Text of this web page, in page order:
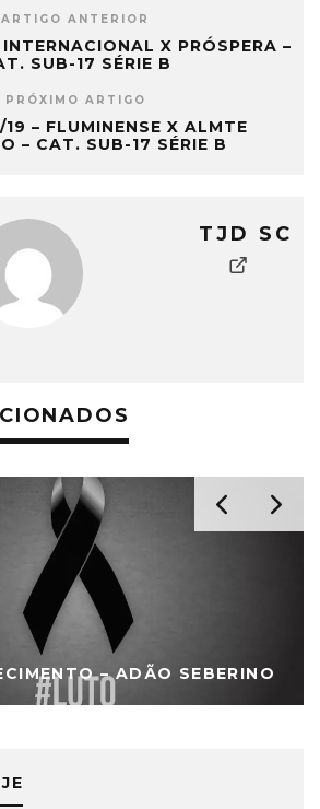
ARTIGO ANTERIOR
X PRÓSPERA –
SUB-17 SÉRIE B
PRÓXIMO ARTIGO
– FLUMINENSE X ALMTE
– CAT. SUB-17 SÉRIE B
TJD SC
– ADÃO SEBERINO